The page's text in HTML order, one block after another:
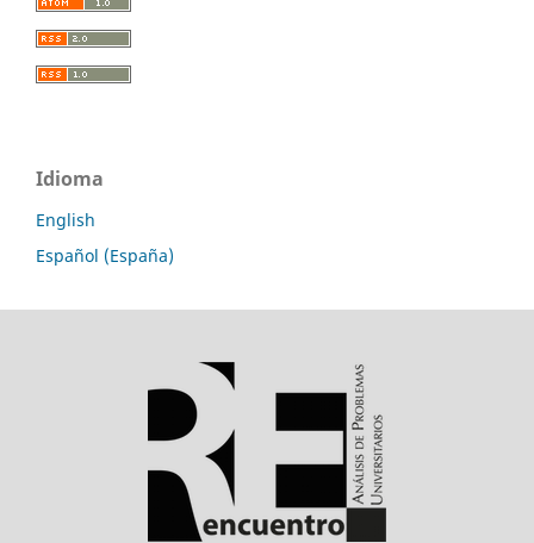
Idioma
English
Español (España)